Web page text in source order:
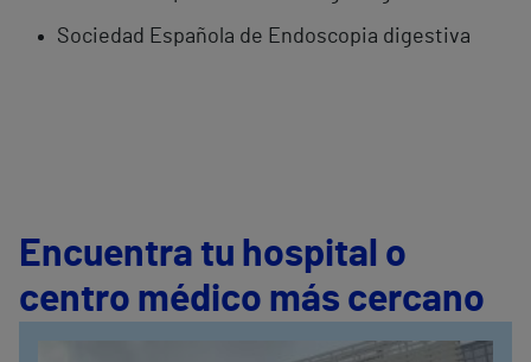
Sociedad Española de Endoscopia digestiva
Encuentra tu hospital o
centro médico más cercano